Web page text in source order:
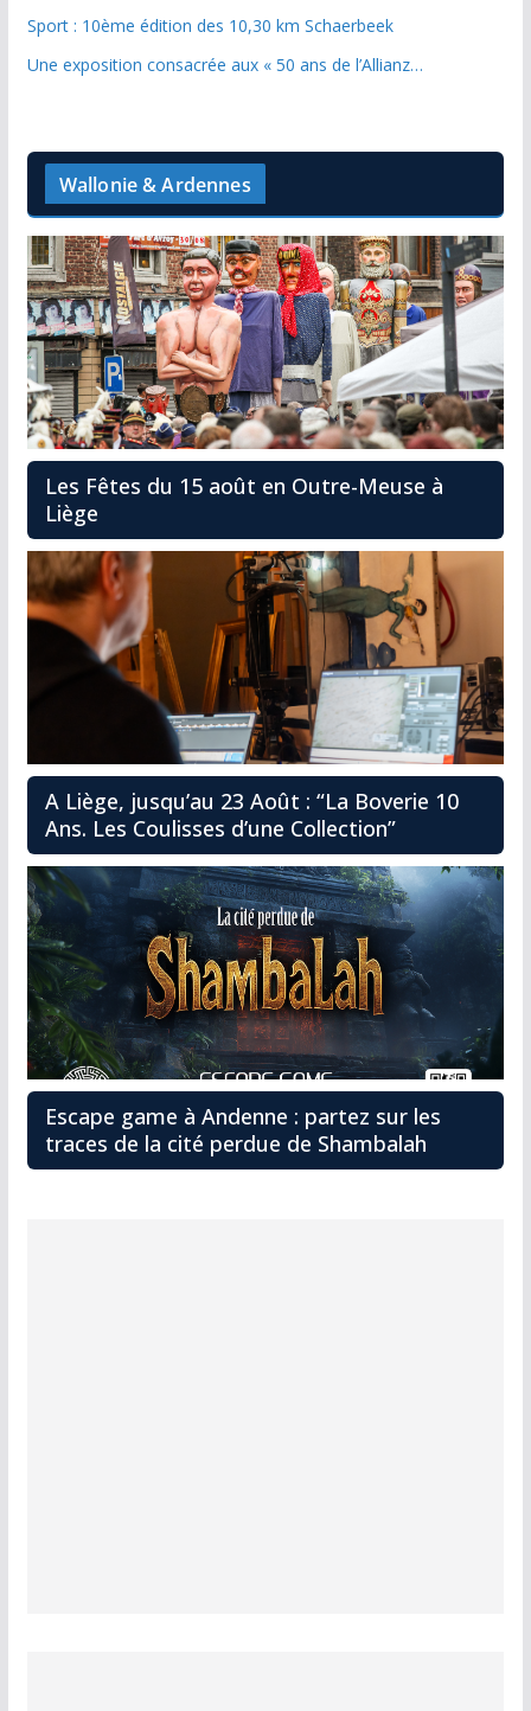
Sport : 10ème édition des 10,30 km Schaerbeek
Une exposition consacrée aux « 50 ans de l’Allianz…
Wallonie & Ardennes
Les Fêtes du 15 août en Outre-Meuse à
Liège
A Liège, jusqu’au 23 Août : “La Boverie 10
Ans. Les Coulisses d’une Collection”
Escape game à Andenne : partez sur les
traces de la cité perdue de Shambalah